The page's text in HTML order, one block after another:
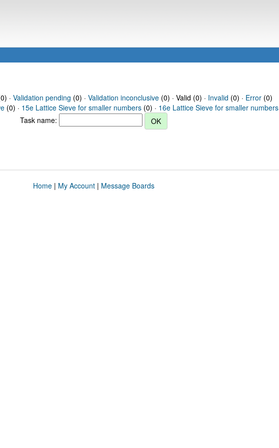
· Validation pending (0) · Validation inconclusive(0) · Valid (0) · Invalid (0) · Error(0)
(0) · 15e Lattice Sieve for smaller numbers (0) · 16e Lattice Sieve for smaller numbers
Task name:
Home| My Account| Message Boards